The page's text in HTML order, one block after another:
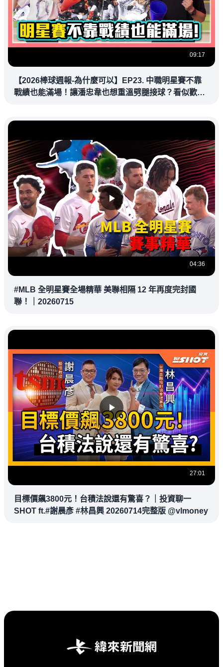
09:17
【2026棒球週報-為什麼可以】EP23. 中職明星賽不靠
戰績也能滿場！讓潘忠韋也想重溫劈腿接球？看似歡樂
04:36
#MLB 全明星賽全場精華 美聯相隔 12 年再度完封國
聯！｜20260715
27:01
目標價飆3800元！台積法說還有驚喜？｜投資聊一
SHOT ft.#謝晨彥 #林昌興 20260714完整版 @vlmoney